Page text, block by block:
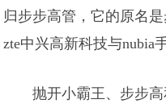
归步步高管，它的原名
zte中兴高新科技与nubia
抛开小霸王、步步